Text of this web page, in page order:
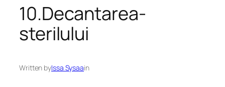
10.Decantarea-
sterilului
Written byIssa Sysaain